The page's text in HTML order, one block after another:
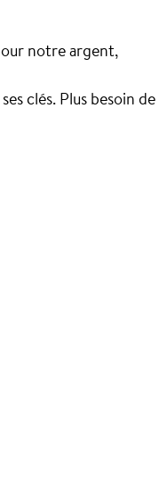
notre argent,
clés. Plus besoin de